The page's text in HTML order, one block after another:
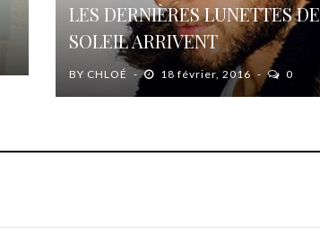
LES DERNIÈRES LUNETTES DE
SOLEIL ARRIVENT
BY CHLOÉ 18 février, 2016 0